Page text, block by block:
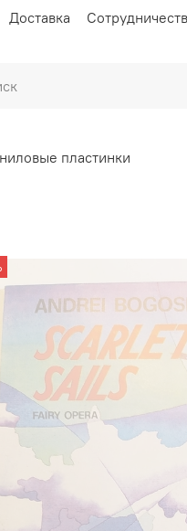
Доставка
пластинки